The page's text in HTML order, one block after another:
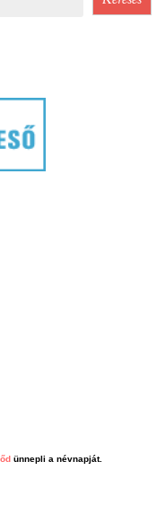
ünnepli a névnapját.